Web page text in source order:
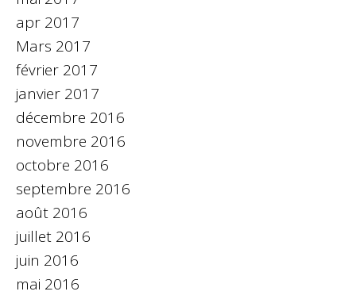
apr 2017
Mars 2017
février 2017
janvier 2017
décembre 2016
novembre 2016
octobre 2016
septembre 2016
août 2016
juillet 2016
juin 2016
mai 2016